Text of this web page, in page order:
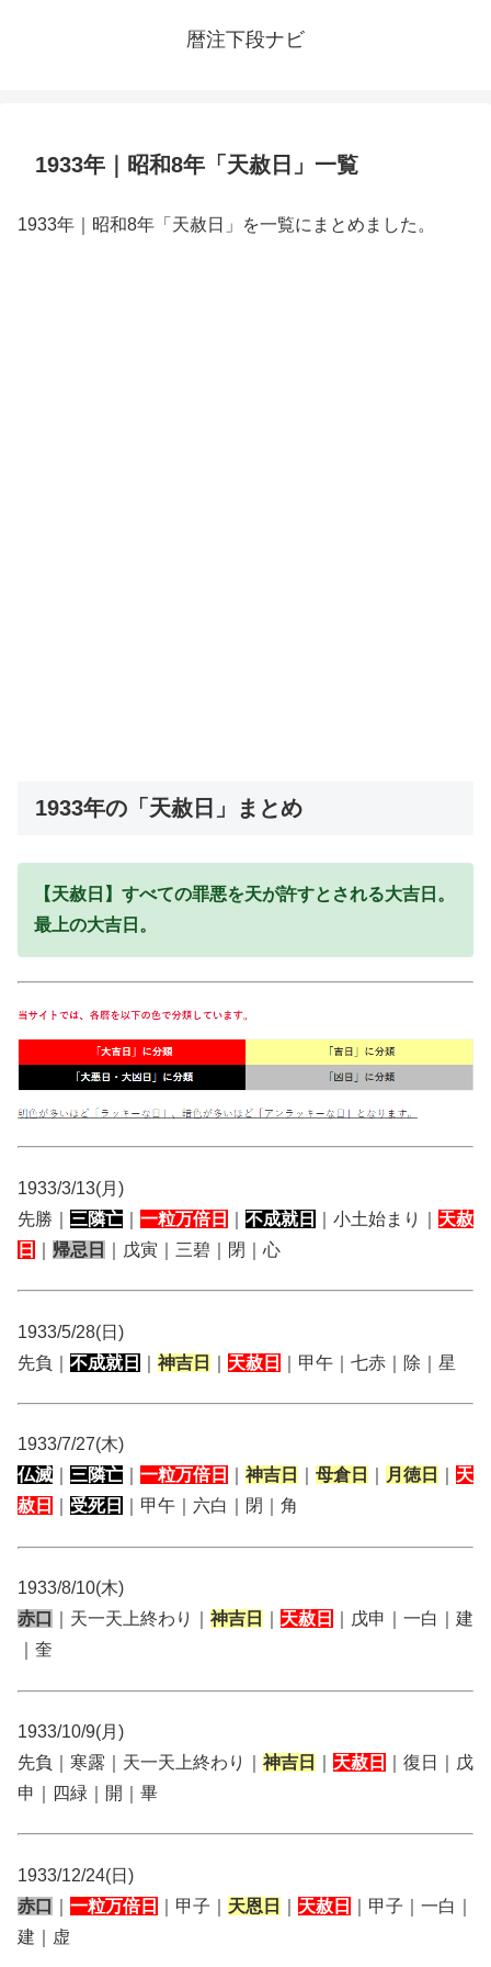
暦注下段ナビ
1933年｜昭和8年「天赦日」一覧
1933年｜昭和8年「天赦日」を一覧にまとめました。
1933年の「天赦日」まとめ
【天赦日】すべての罪悪を天が許すとされる大吉日。
最上の大吉日。
1933/3/13(月)
先勝｜ 三隣亡 一粒万倍日 不成就日 ｜小土始まり｜ 天赦
日
帰忌日 ｜戊寅｜三碧｜閉｜心
1933/5/28(日)
先負｜ 不成就日 神吉日 天赦日 ｜甲午｜七赤｜除｜星
1933/7/27(木)
仏滅
三隣亡 一粒万倍日 神吉日 母倉日 月徳日
天
赦日
受死日 ｜甲午｜六白｜閉｜角
1933/8/10(木)
赤口
｜天一天上終わり｜ 神吉日 天赦日
｜戊申｜一白｜建
｜奎
1933/10/9(月)
先負｜寒露｜天一天上終わり｜ 神吉日 天赦日
｜復日｜戊
申｜四緑｜開｜畢
1933/12/24(日)
赤口
一粒万倍日 ｜甲子｜ 天恩日 天赦日
｜甲子｜一白｜
建｜虚